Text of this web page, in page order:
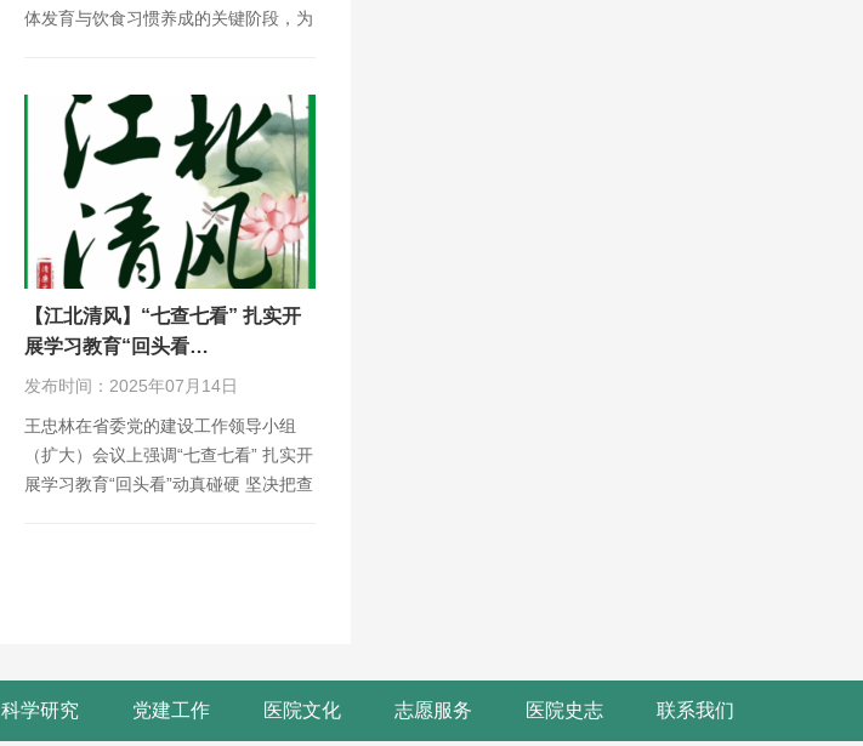
体发育与饮食习惯养成的关键阶段，为
【江北清风】“七查七看” 扎实开
展学习教育“回头看…
发布时间：2025年07月14日
王忠林在省委党的建设工作领导小组
（扩大）会议上强调“七查七看” 扎实开
展学习教育“回头看”动真碰硬 坚决把查
科学研究 党建工作 医院文化 志愿服务 医院史志 联系我们